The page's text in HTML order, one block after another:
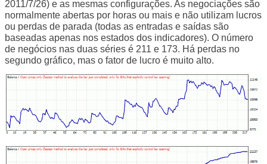
2011/7/26) e as mesmas configurações. As negociações são
normalmente abertas por horas ou mais e não utilizam lucros
ou perdas de parada (todas as entradas e saídas são
baseadas apenas nos estados dos indicadores). O número
de negócios nas duas séries é 211 e 173. Há perdas no
segundo gráfico, mas o fator de lucro é muito alto.